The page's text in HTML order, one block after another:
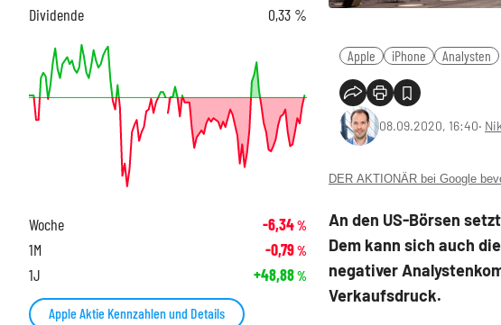
Apple iPhone Analysten
08.09.2020, 16:40‧
DER AKTIONÄR bei Google
An den US-Börsen
Dem kann sich auch
negativer
Verkaufsdruck.
Dividende
0,33 %
Woche -6,34%
1M -0,79%
1J +48,88%
Apple Aktie Kennzahlen und Details